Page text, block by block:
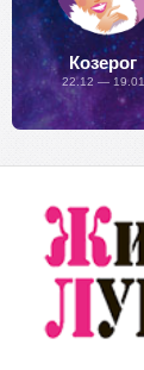
Козерог
22.12 — 19.01